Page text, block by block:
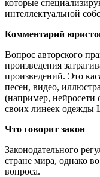
которые
интеллектуальной
Комментарий
Вопрос авторского
произведения
произведений. Это
песен, видео,
(например, нейросети
своих линеек одежды
Что говорит закон
Законодательного
стране мира, однако
вопроса.